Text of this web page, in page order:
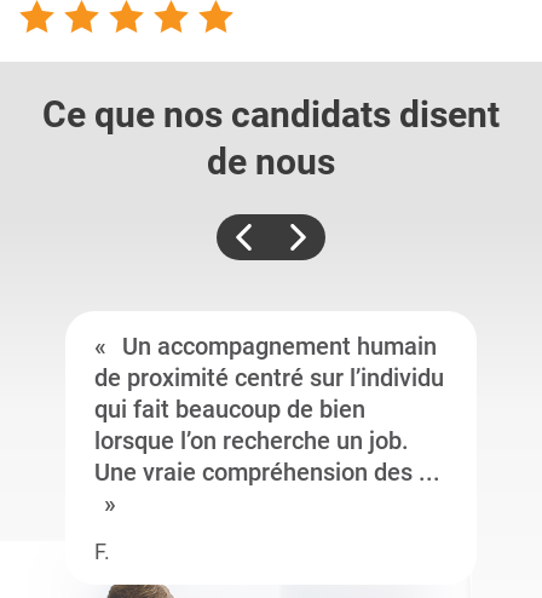
Ce que nos candidats disent
de nous
Un accompagnement humain
de proximité centré sur l’individu
qui fait beaucoup de bien
lorsque l’on recherche un job.
Une vraie compréhension des ...
F.